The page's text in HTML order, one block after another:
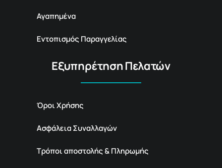
Αγαπημένα
Εντοπισμός Παραγγελίας
Εξυπηρέτηση Πελατών
Όροι Χρήσης
Ασφάλεια Συναλλαγών
Τρόποι αποστολής & Πληρωμής